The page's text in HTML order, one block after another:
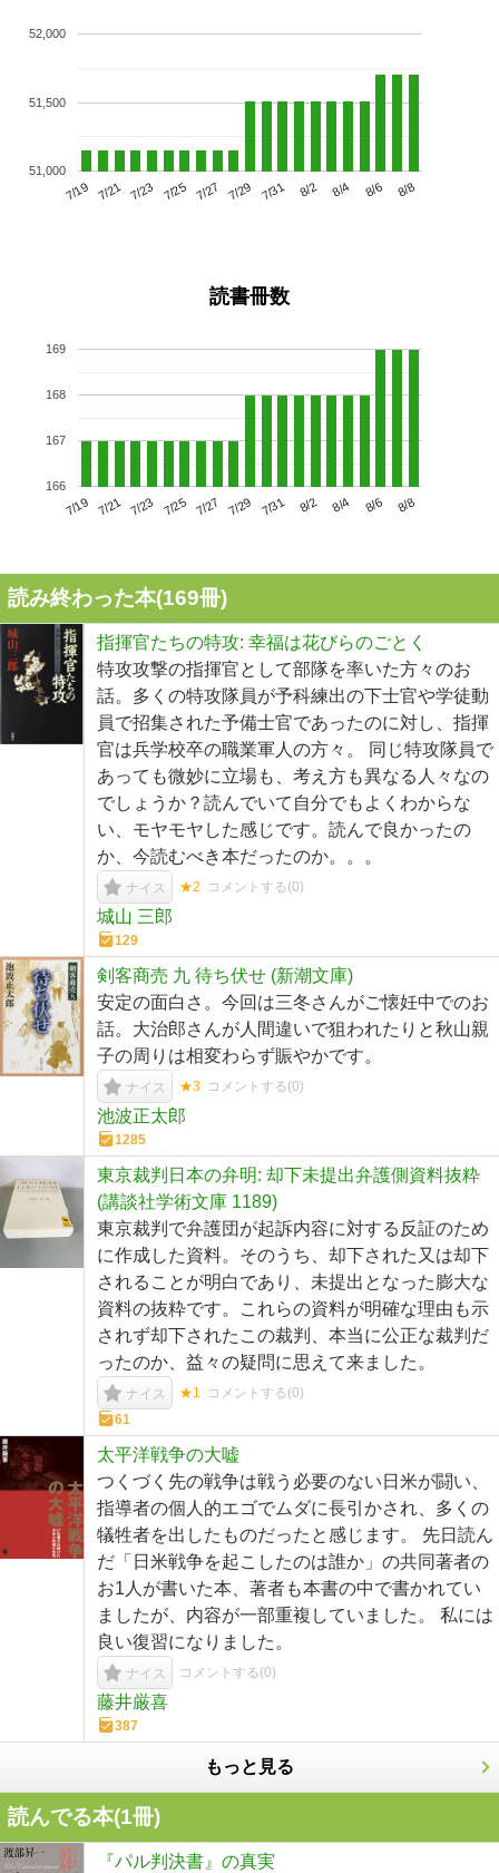
7/19 7/21 7/23 7/25 7/27 7/29 7/31 8/2 8/4 8/6 8/8
51,000
51,500
52,000
読書冊数
7/19 7/21 7/23 7/25 7/27 7/29 7/31 8/2 8/4 8/6 8/8
166
167
168
169
読み終わった本(169冊)
指揮官たちの特攻: 幸福は花びらのごとく
特攻攻撃の指揮官として部隊を率いた方々のお
話。多くの特攻隊員が予科練出の下士官や学徒動
員で招集された予備士官であったのに対し、指揮
官は兵学校卒の職業軍人の方々。 同じ特攻隊員で
あっても微妙に立場も、考え方も異なる人々なの
でしょうか？読んでいて自分でもよくわからな
い、モヤモヤした感じです。読んで良かったの
か、今読むべき本だったのか。。。
ナイス ★2 コメントする(0)
城山 三郎
129
剣客商売 九 待ち伏せ (新潮文庫)
安定の面白さ。今回は三冬さんがご懐妊中でのお
話。大治郎さんが人間違いで狙われたりと秋山親
子の周りは相変わらず賑やかです。
ナイス ★3 コメントする(0)
池波正太郎
1285
東京裁判日本の弁明: 却下未提出弁護側資料抜粋
(講談社学術文庫 1189)
東京裁判で弁護団が起訴内容に対する反証のため
に作成した資料。そのうち、却下された又は却下
されることが明白であり、未提出となった膨大な
資料の抜粋です。これらの資料が明確な理由も示
されず却下されたこの裁判、本当に公正な裁判だ
ったのか、益々の疑問に思えて来ました。
ナイス ★1 コメントする(0)
61
太平洋戦争の大嘘
つくづく先の戦争は戦う必要のない日米が闘い、
指導者の個人的エゴでムダに長引かされ、多くの
犠牲者を出したものだったと感じます。 先日読ん
だ「日米戦争を起こしたのは誰か」の共同著者の
お1人が書いた本、著者も本書の中で書かれてい
ましたが、内容が一部重複していました。 私には
良い復習になりました。
ナイス コメントする(0)
藤井厳喜
387
もっと見る
読んでる本(1冊)
『パル判決書』の真実